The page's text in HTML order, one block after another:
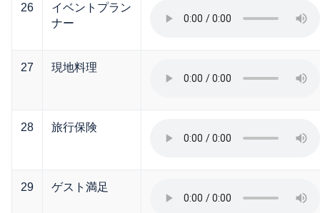
26
イベントプラン
ナー
27 現地料理
28 旅行保険
29 ゲスト満足